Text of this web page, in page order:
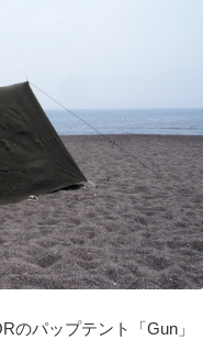
のパップテント「Gun」